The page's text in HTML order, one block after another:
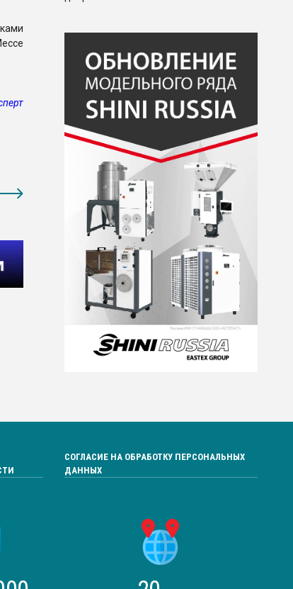
СОГЛАСИЕ НА ОБРАБОТКУ ПЕРСОНАЛЬНЫХ
ДАННЫХ